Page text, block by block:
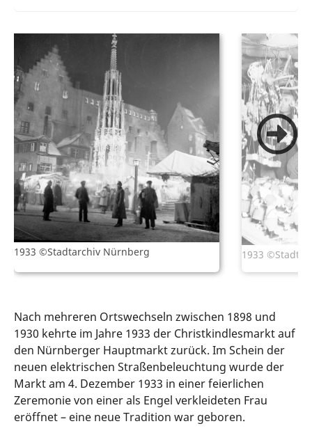
1933 ©Stadtarchiv Nürnberg 1933
Nach mehreren Ortswechseln zwischen 1898 und
1930 kehrte im Jahre 1933 der Christkindlesmarkt auf
den Nürnberger Hauptmarkt zurück. Im Schein der
neuen elektrischen Straßenbeleuchtung wurde der
Markt am 4. Dezember 1933 in einer feierlichen
Zeremonie von einer als Engel verkleideten Frau
eröffnet – eine neue Tradition war geboren.